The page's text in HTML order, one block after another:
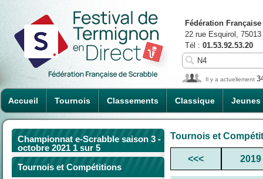
Accueil Tournois Classements Classique Jeunes
Fédération
22 rue Esquirol,
Tél : 01.53.92.53.20
Il y a actuellement
Championnat e-Scrabble saison 3 -
octobre 2021 1 sur 5
Tournois et Compétitions
Tournois et
<<< 2019